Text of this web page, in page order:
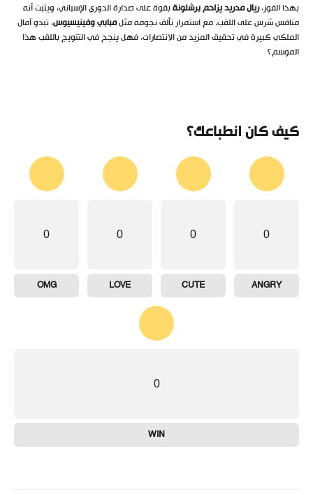
بهذا الفوز،ريال مدريد يزاحم برشلونةبقوة على صدارة الدوري الإسباني، ويثبت أنه
منافس شرس على اللقب. مع استمرار تألق نجومه مثلمبابي وفينيسيوس، تبدو آمال
الملكي كبيرة في تحقيق المزيد من الانتصارات. فهل ينجح في التتويج باللقب هذا
الموسم؟
كيف كان انطباعك؟
0
ANGRY
0
CUTE
0
LOVE
0
OMG
0
WIN